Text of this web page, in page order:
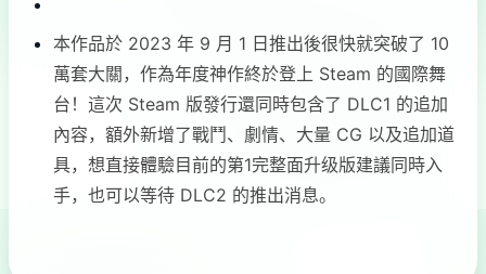
本作品於 2023 年 9 月 1 日推出後很快就突破了 10
萬套大關，作為年度神作終於登上 Steam 的國際舞
台！這次 Steam 版發行還同時包含了 DLC1 的追加
內容，額外新增了戰鬥、劇情、大量 CG 以及追加道
具，想直接體驗目前的第1完整面升级版建議同時入
手，也可以等待 DLC2 的推出消息。